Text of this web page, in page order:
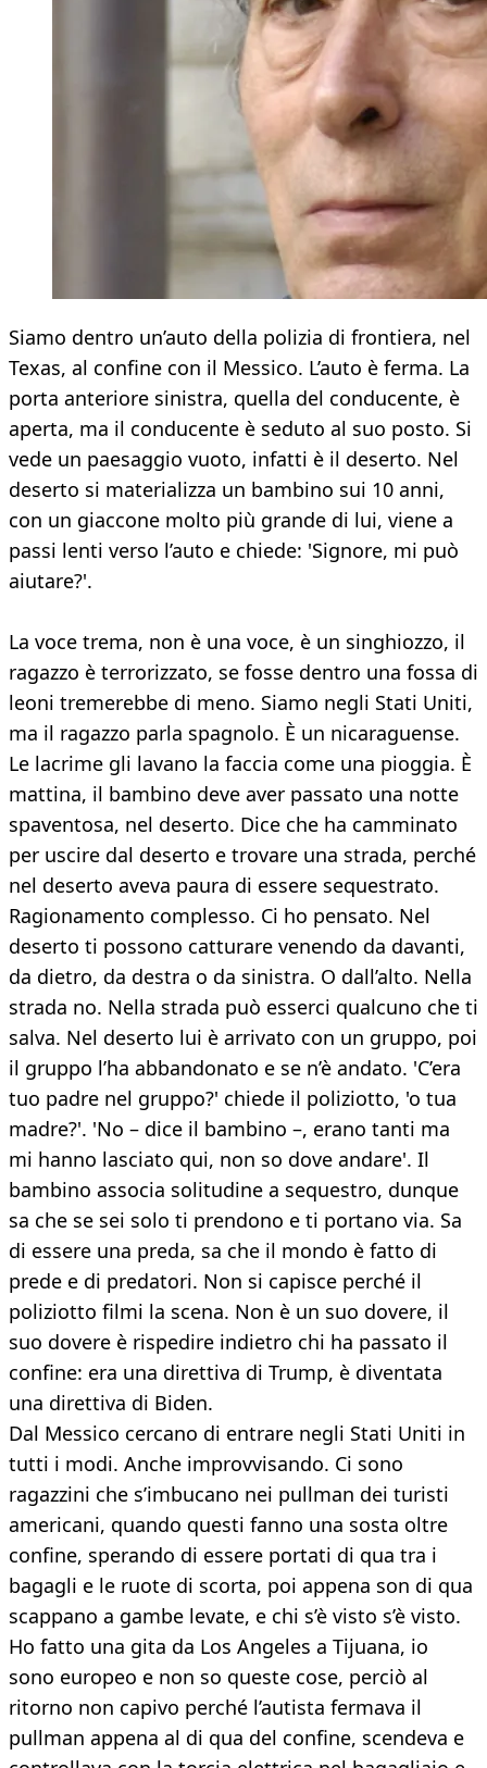
Siamo dentro un’auto della polizia di frontiera, nel
Texas, al confine con il Messico. L’auto è ferma. La
porta anteriore sinistra, quella del conducente, è
aperta, ma il conducente è seduto al suo posto. Si
vede un paesaggio vuoto, infatti è il deserto. Nel
deserto si materializza un bambino sui 10 anni,
con un giaccone molto più grande di lui, viene a
passi lenti verso l’auto e chiede: 'Signore, mi può
aiutare?'.
La voce trema, non è una voce, è un singhiozzo, il
ragazzo è terrorizzato, se fosse dentro una fossa di
leoni tremerebbe di meno. Siamo negli Stati Uniti,
ma il ragazzo parla spagnolo. È un nicaraguense.
Le lacrime gli lavano la faccia come una pioggia. È
mattina, il bambino deve aver passato una notte
spaventosa, nel deserto. Dice che ha camminato
per uscire dal deserto e trovare una strada, perché
nel deserto aveva paura di essere sequestrato.
Ragionamento complesso. Ci ho pensato. Nel
deserto ti possono catturare venendo da davanti,
da dietro, da destra o da sinistra. O dall’alto. Nella
strada no. Nella strada può esserci qualcuno che ti
salva. Nel deserto lui è arrivato con un gruppo, poi
il gruppo l’ha abbandonato e se n’è andato. 'C’era
tuo padre nel gruppo?' chiede il poliziotto, 'o tua
madre?'. 'No – dice il bambino –, erano tanti ma
mi hanno lasciato qui, non so dove andare'. Il
bambino associa solitudine a sequestro, dunque
sa che se sei solo ti prendono e ti portano via. Sa
di essere una preda, sa che il mondo è fatto di
prede e di predatori. Non si capisce perché il
poliziotto filmi la scena. Non è un suo dovere, il
suo dovere è rispedire indietro chi ha passato il
confine: era una direttiva di Trump, è diventata
una direttiva di Biden.
Dal Messico cercano di entrare negli Stati Uniti in
tutti i modi. Anche improvvisando. Ci sono
ragazzini che s’imbucano nei pullman dei turisti
americani, quando questi fanno una sosta oltre
confine, sperando di essere portati di qua tra i
bagagli e le ruote di scorta, poi appena son di qua
scappano a gambe levate, e chi s’è visto s’è visto.
Ho fatto una gita da Los Angeles a Tijuana, io
sono europeo e non so queste cose, perciò al
ritorno non capivo perché l’autista fermava il
pullman appena al di qua del confine, scendeva e